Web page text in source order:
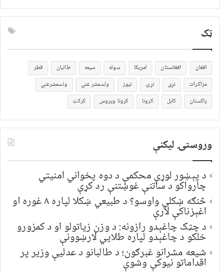
ټک
افغان افغانستان امریکا سوله سیمه طالبان
قطر
مزاکرات
نړی نړۍ نیوز ولسمشر غني
ولسمشرغني
پاکستان
کابل کرونا کرونا ویروس کرکټ
وروستۍ ليکنې
د پېښور لوړې محکمې د دوه پخواني امنیتي
چارواکو د ساتنې غوښتنې رد کړې
څنګه ښکلي واوسو؟ د طبیعي ښکلا لپاره ۸ غوره او
اغېزناکې لارې
د چټک چاغېدو رازونه: د وزن زیاتولو او د کمزورو
خلکو د چاغېدو لپاره طلایي لارښوونې
شیعه مشرانو غبرګون؛ د طالبانو د عدلیې وزیر پر
اقداماتو نیوکې وشوې